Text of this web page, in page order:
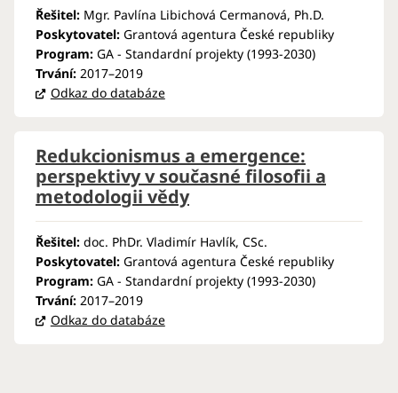
Řešitel: Mgr. Pavlína Libichová Cermanová, Ph.D.
Poskytovatel: Grantová agentura České republiky
Program: GA - Standardní projekty (1993-2030)
Trvání: 2017–2019
Odkaz do databáze
Redukcionismus a emergence:
perspektivy v současné filosofii a
metodologii vědy
Řešitel: doc. PhDr. Vladimír Havlík, CSc.
Poskytovatel: Grantová agentura České republiky
Program: GA - Standardní projekty (1993-2030)
Trvání: 2017–2019
Odkaz do databáze